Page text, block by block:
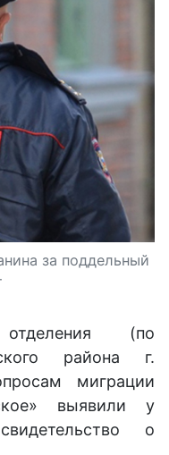
за поддельный
(по
района г.
миграции
выявили у
о